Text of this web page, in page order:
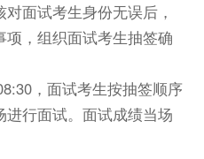
面试考生身份无误后，
，组织面试考生抽签确
，面试考生按抽签顺序
行面试。面试成绩当场